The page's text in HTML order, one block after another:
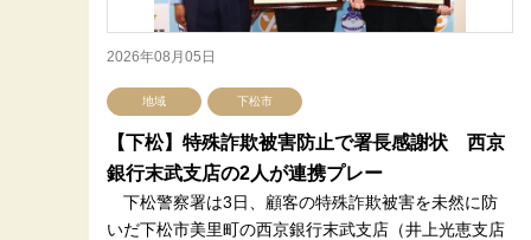
2026年08月05日
地域 下松市
【下松】特殊詐欺被害防止で署長感謝状 西京
銀行末武支店の2人が連携プレー
下松警察署は3日、顧客の特殊詐欺被害を未然に防
いだ下松市美里町の西京銀行末武支店（井上光恵支店